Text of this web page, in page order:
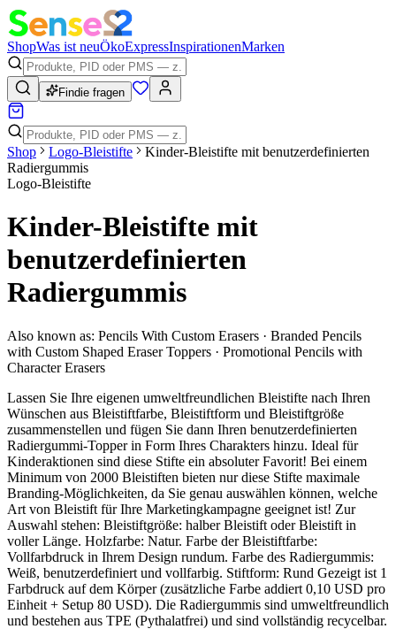
ShopWas ist neuÖkoExpressInspirationenMarken
Findie fragen
Shop Logo-Bleistifte
Kinder-Bleistifte mit benutzerdefinierten
Radiergummis
Logo-Bleistifte
Kinder-Bleistifte mit
benutzerdefinierten
Radiergummis
Also known as: Pencils With Custom Erasers · Branded Pencils
with Custom Shaped Eraser Toppers · Promotional Pencils with
Character Erasers
Lassen Sie Ihre eigenen umweltfreundlichen Bleistifte nach Ihren
Wünschen aus Bleistiftfarbe, Bleistiftform und Bleistiftgröße
zusammenstellen und fügen Sie dann Ihren benutzerdefinierten
Radiergummi-Topper in Form Ihres Charakters hinzu. Ideal für
Kinderaktionen sind diese Stifte ein absoluter Favorit! Bei einem
Minimum von 2000 Bleistiften bieten nur diese Stifte maximale
Branding-Möglichkeiten, da Sie genau auswählen können, welche
Art von Bleistift für Ihre Marketingkampagne geeignet ist! Zur
Auswahl stehen: Bleistiftgröße: halber Bleistift oder Bleistift in
voller Länge. Holzfarbe: Natur. Farbe der Bleistiftfarbe:
Vollfarbdruck in Ihrem Design rundum. Farbe des Radiergummis:
Weiß, benutzerdefiniert und vollfarbig. Stiftform: Rund Gezeigt ist 1
Farbdruck auf dem Körper (zusätzliche Farbe addiert 0,10 USD pro
Einheit + Setup 80 USD). Die Radiergummis sind umweltfreundlich
und bestehen aus TPE (Pythalatfrei) und sind vollständig recycelbar.